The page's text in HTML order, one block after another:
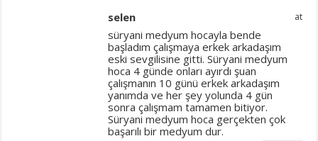
selen at
süryani medyum hocayla bende
başladım çalışmaya erkek arkadaşım
eski sevgilisine gitti. Süryani medyum
hoca 4 günde onları ayırdı şuan
çalışmanın 10 günü erkek arkadaşım
yanımda ve her şey yolunda 4 gün
sonra çalışmam tamamen bitiyor.
Süryani medyum hoca gerçekten çok
başarılı bir medyum dur.